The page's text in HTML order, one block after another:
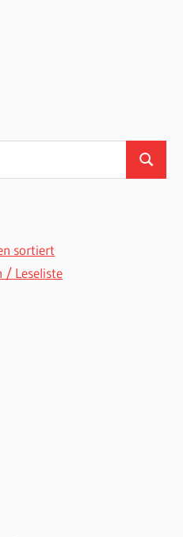
Suchen
sortiert
/ Leseliste